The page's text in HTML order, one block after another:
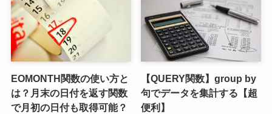
EOMONTH関数の使い方と
は？月末の日付を返す関数
で月初の日付も取得可能？
【QUERY関数】group by
句でデータを集計する【超
便利】